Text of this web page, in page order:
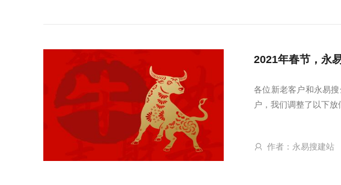
2021年春节，永
各位新老客户和永易
户，我们调整了以下
作者：永易搜建站